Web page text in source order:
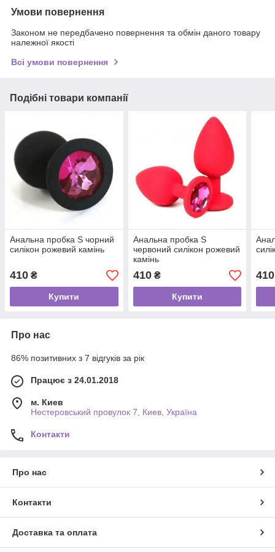
Умови повернення
Законом не передбачено повернення та обмін даного товару
належної якості
Всі умови повернення
Подібні товари компанії
Анальна пробка S чорний
силікон рожевий камінь
410 ₴
Купити
Анальна пробка S
червоний силікон рожевий
камінь
410₴
Купити
410
Про нас
86% позитивних з 7 відгуків за рік
Працює з 24.01.2018
м. Киев
Нестеровський провулок 7, Киев, Україна
Контакти
Про нас
Контакти
Доставка та оплата